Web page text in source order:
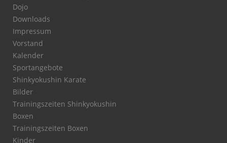
Dojo
Downloads
Impressum
Vorstand
Kalender
Sportangebote
Shinkyokushin Karate
Bilder
Trainingszeiten Shinkyokushin
Boxen
Trainingszeiten Boxen
Kinder